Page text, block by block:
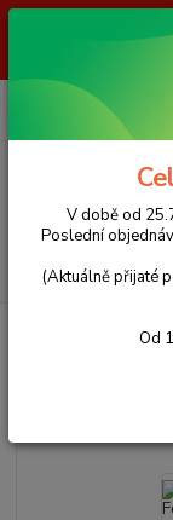
V době od 25.7.
objednávky před
fungujeme
+420 723 423 916
(Po-Pá, 8-16 hod.)
Foto rámečky
V době od
Poslední
(Aktuálně přijaté
Od